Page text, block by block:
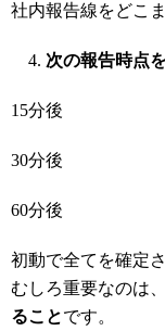
社内報告線をどこ
次の報告時点
15分後
30分後
60分後
初動で全てを確定
むしろ重要なのは、
ることです。